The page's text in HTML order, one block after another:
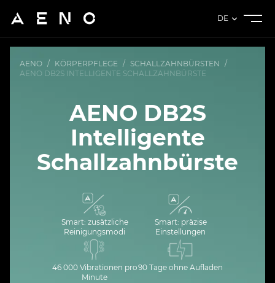
DE
AENO / KÖRPERPFLEGE / SCHALLZAHNBÜRSTEN /
AENO DB2S INTELLIGENTE SCHALLZAHNBÜRSTE
AENO DB2S
Intelligente
Schallzahnbürste
Smart: zusätzliche
Reinigungsmodi
Smart: präzise
Einstellungen
46 000 Vibrationen pro
Minute
90 Tage ohne Aufladen